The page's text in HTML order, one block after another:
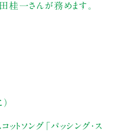
桂一さんが務めます。
トソング「パッシング・ス